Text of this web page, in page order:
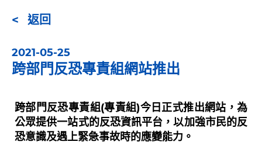
返回
2021-05-25
跨部門反恐專責組網站推出
跨部門反恐專責組(專責組)今日正式推出網站，為
公眾提供一站式的反恐資訊平台，以加強市民的反
恐意識及遇上緊急事故時的應變能力。